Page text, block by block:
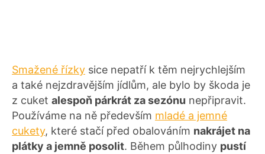
Smažené řízky sice nepatří k těm nejrychlejším
a také nejzdravějším jídlům, ale bylo by škoda je
z cuket alespoň párkrát za sezónu nepřipravit.
Používáme na ně především mladé a jemné
cukety, které stačí před obalováním nakrájet na
plátky a jemně posolit. Během půlhodiny pustí